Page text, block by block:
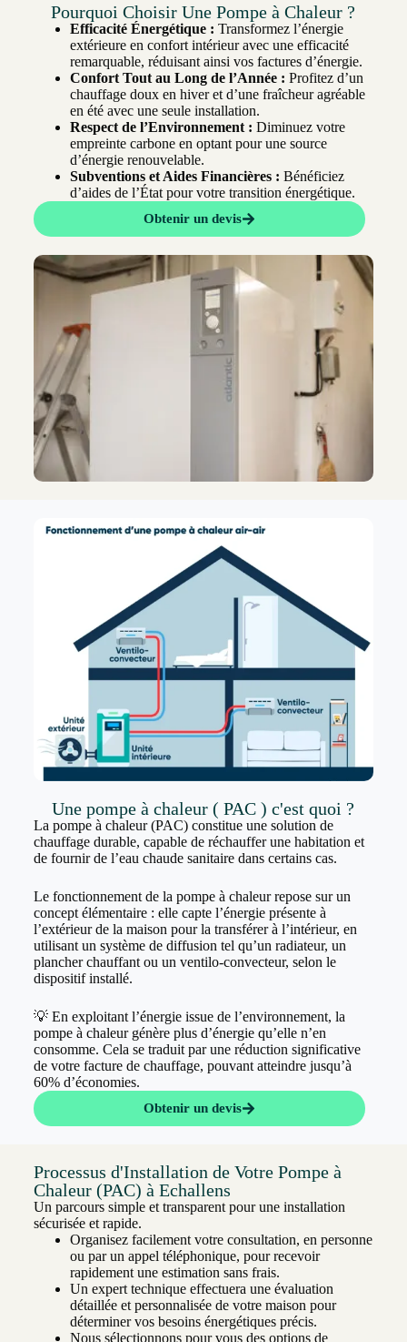
Pourquoi Choisir Une Pompe à Chaleur ?
Efficacité Énergétique : Transformez l’énergie
extérieure en confort intérieur avec une efficacité
remarquable, réduisant ainsi vos factures d’énergie.
Confort Tout au Long de l’Année : Profitez d’un
chauffage doux en hiver et d’une fraîcheur agréable
en été avec une seule installation.
Respect de l’Environnement : Diminuez votre
empreinte carbone en optant pour une source
d’énergie renouvelable.
Subventions et Aides Financières : Bénéficiez
d’aides de l’État pour votre transition énergétique.
Obtenir un devis
Une pompe à chaleur ( PAC ) c'est quoi ?
La pompe à chaleur (PAC) constitue une solution de
chauffage durable, capable de réchauffer une habitation et
de fournir de l’eau chaude sanitaire dans certains cas.
Le fonctionnement de la pompe à chaleur repose sur un
concept élémentaire : elle capte l’énergie présente à
l’extérieur de la maison pour la transférer à l’intérieur, en
utilisant un système de diffusion tel qu’un radiateur, un
plancher chauffant ou un ventilo-convecteur, selon le
dispositif installé.
💡 En exploitant l’énergie issue de l’environnement, la
pompe à chaleur génère plus d’énergie qu’elle n’en
consomme. Cela se traduit par une réduction significative
de votre facture de chauffage, pouvant atteindre jusqu’à
60% d’économies.
Obtenir un devis
Processus d'Installation de Votre Pompe à
Chaleur (PAC) à Echallens
Un parcours simple et transparent pour une installation
sécurisée et rapide.
Organisez facilement votre consultation, en personne
ou par un appel téléphonique, pour recevoir
rapidement une estimation sans frais.
Un expert technique effectuera une évaluation
détaillée et personnalisée de votre maison pour
déterminer vos besoins énergétiques précis.
Nous sélectionnons pour vous des options de